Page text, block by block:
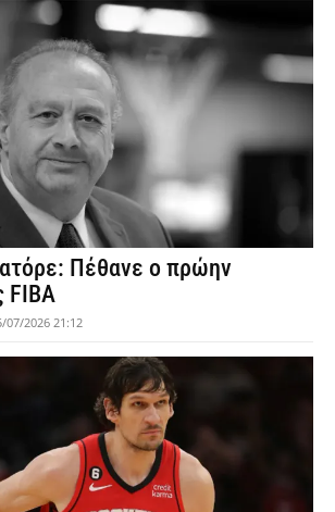
Πέθανε ο πρώην
FIBA
07/2026 21:12